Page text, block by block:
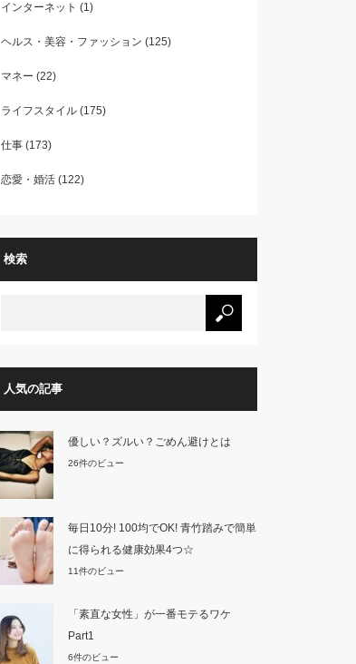
インターネット (1)
ヘルス・美容・ファッション (125)
マネー (22)
ライフスタイル(175)
仕事(173)
恋愛・婚活(122)
検索
人気の記事
優しい？ズルい？ごめん避けとは
26件のビュー
毎日10分! 100均でOK! 青竹踏みで簡単
に得られる健康効果4つ☆
11件のビュー
「素直な女性」が一番モテるワケ
Part1
6件のビュー